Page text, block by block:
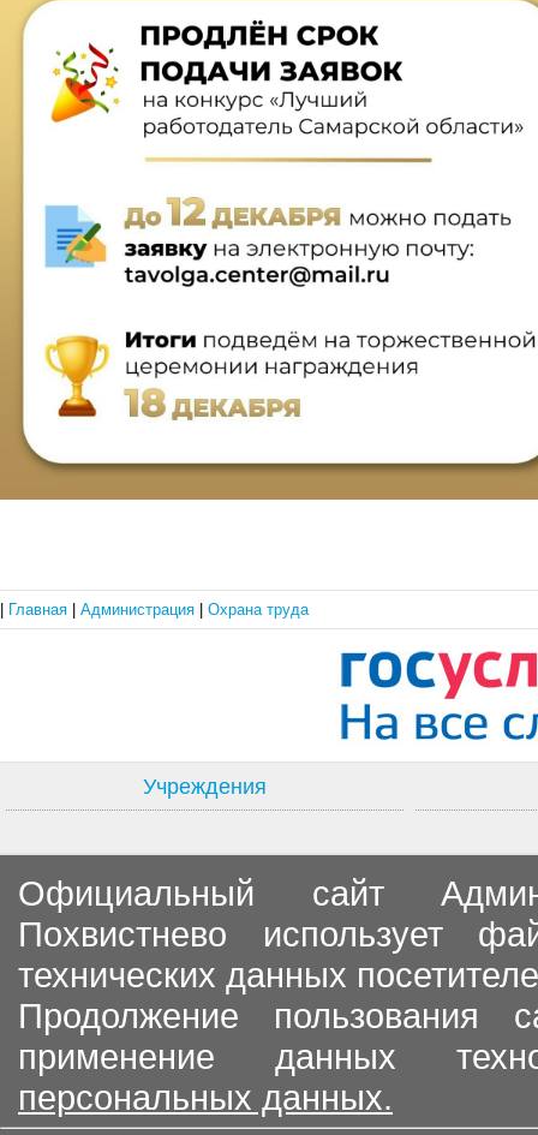
Главная Администрация Охрана труда
Учреждения
Официальный сайт
Похвистнево использует
технических данных
Продолжение пользования
применение данных
персональных данных.